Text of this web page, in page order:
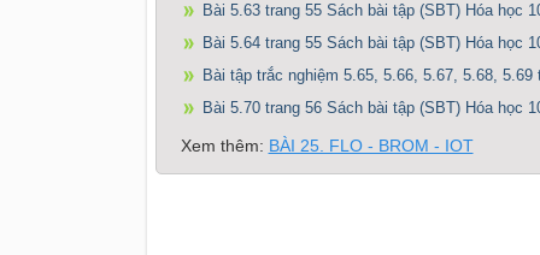
Bài 5.63 trang 55 Sách bài tập (SBT) Hóa học
Bài 5.64 trang 55 Sách bài tập (SBT) Hóa học
Bài tập trắc nghiệm 5.65, 5.66, 5.67, 5.68,
Bài 5.70 trang 56 Sách bài tập (SBT) Hóa học
Xem thêm: BÀI 25. FLO - BROM - IOT